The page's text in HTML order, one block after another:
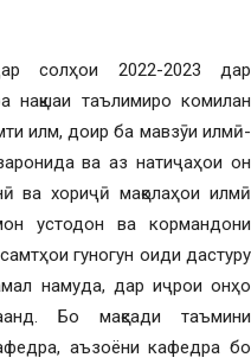
солҳои 2022-2023 дар
нақшаи таълимиро комилан
илм, доир ба мавзӯи илмӣ-
ва аз натиҷаҳои он
ва хориҷӣ мақолаҳои илмӣ
устодон ва кормандони
гуногун оиди дастуру
намуда, дар иҷрои онҳо
Бо мақсади таъмини
аъзоёни кафедра бо